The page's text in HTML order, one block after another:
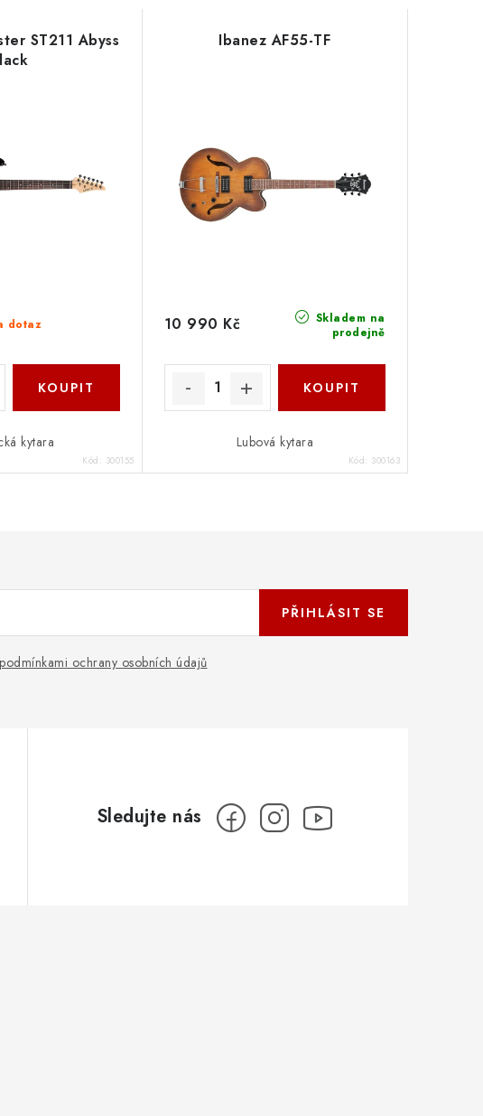
ST211 Abyss
dotaz
kytara
Kód: 300155
Ibanez AF55-TF
Skladem na
prodejně
10 990 Kč
Lubová kytara
Kód: 300163
podmínkami ochrany osobních údajů
PŘIHLÁSIT SE